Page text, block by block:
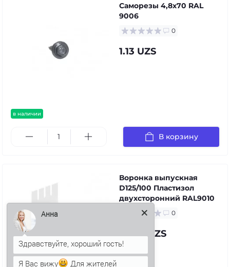
в наличии
Саморезы 4,8х70 RAL
9006
0
1.13 UZS
В корзину
Воронка выпускная
D125/100 Пластизол
двухсторонний RAL9010
0
72.98 UZS
Здравствуйте, хороший гость!